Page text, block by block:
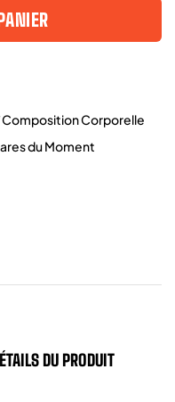
Corporelle
du Moment
DU PRODUIT